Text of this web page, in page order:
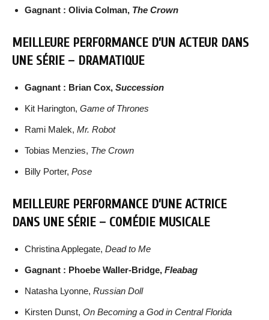
Gagnant : Olivia Colman, The Crown
MEILLEURE PERFORMANCE D’UN ACTEUR DANS
UNE SÉRIE – DRAMATIQUE
Gagnant : Brian Cox, Succession
Kit Harington, Game of Thrones
Rami Malek, Mr. Robot
Tobias Menzies, The Crown
Billy Porter, Pose
MEILLEURE PERFORMANCE D’UNE ACTRICE
DANS UNE SÉRIE – COMÉDIE MUSICALE
Christina Applegate, Dead to Me
Gagnant : Phoebe Waller-Bridge, Fleabag
Natasha Lyonne, Russian Doll
Kirsten Dunst, On Becoming a God in Central Florida